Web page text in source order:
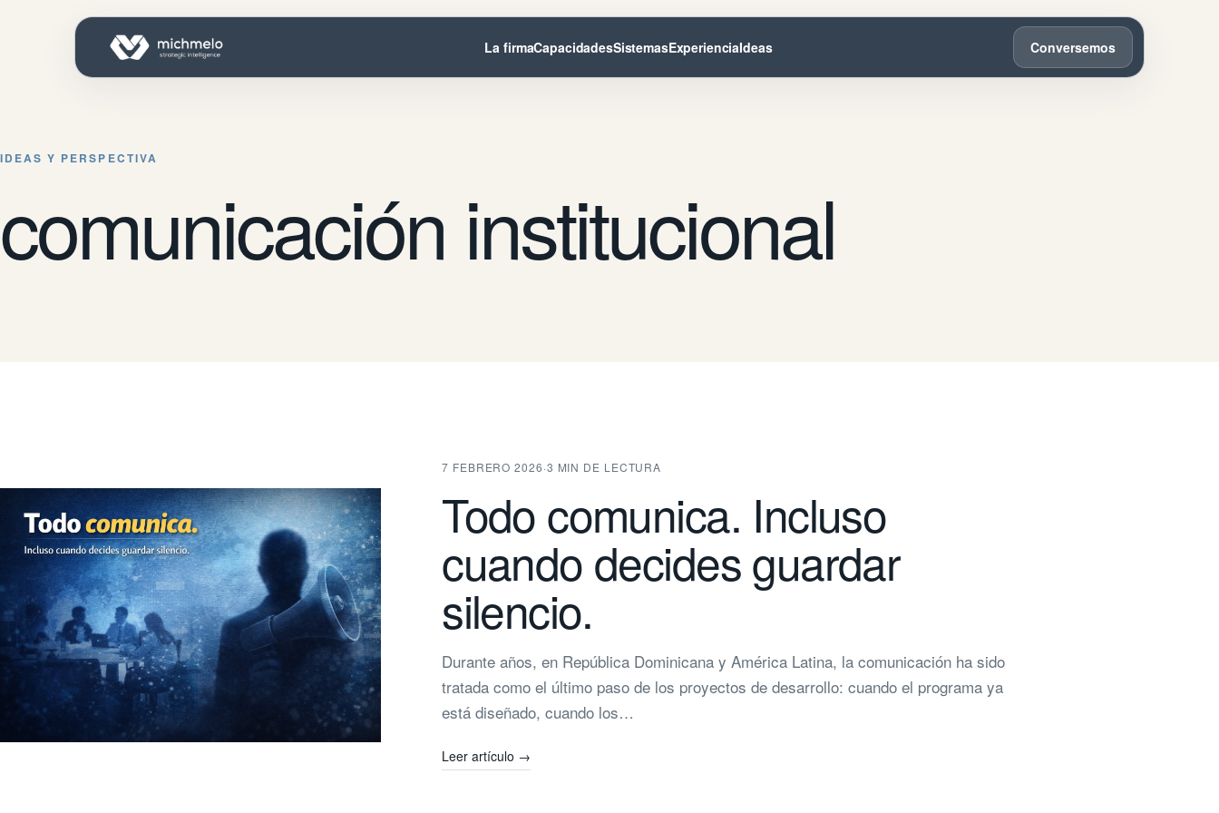
La firmaCapacidadesSistemasExperienciaIdeas Conversemos
IDEAS Y PERSPECTIVA
comunicación institucional
7 FEBRERO 2026·3 MIN DE LECTURA
Todo comunica. Incluso
cuando decides guardar
silencio.
Durante años, en República Dominicana y América Latina, la comunicación ha sido
tratada como el último paso de los proyectos de desarrollo: cuando el programa ya
está diseñado, cuando los…
Leer artículo →